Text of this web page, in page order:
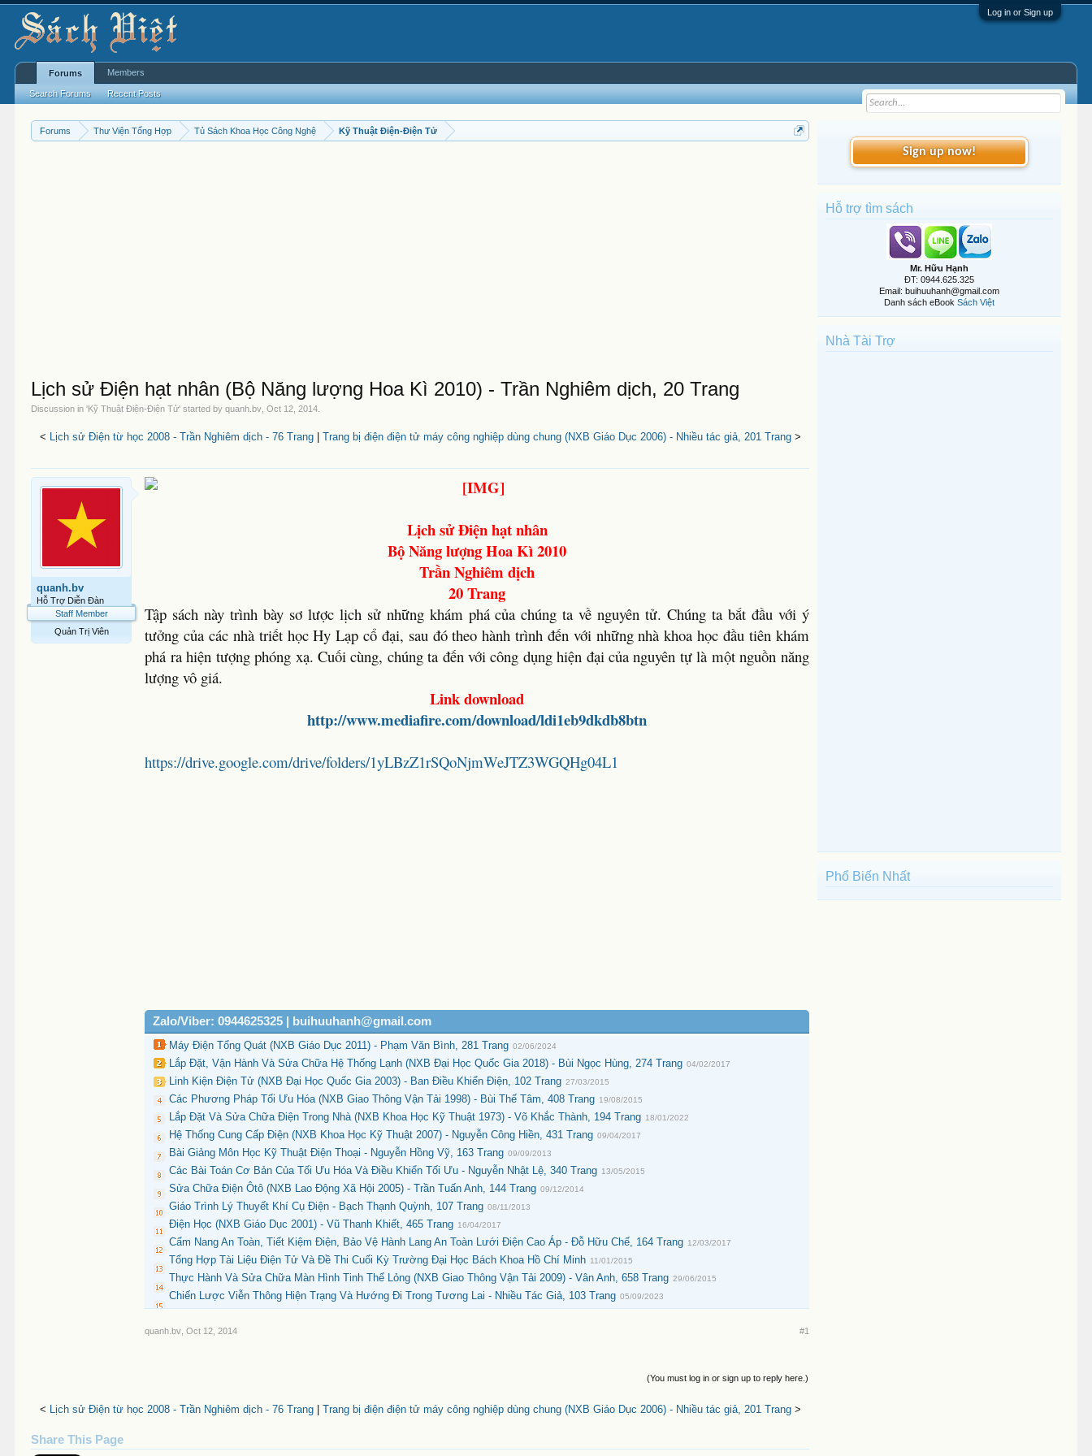
Log in or Sign up
Forums Thư Viện Tổng Hợp Tủ Sách Khoa Học Công Nghệ Kỹ Thuật Điện-Điện Tử
Lịch sử Điện hạt nhân (Bộ Năng lượng Hoa Kì 2010) - Trần Nghiêm dịch, 20 Trang
Discussion in 'Kỹ Thuật Điện-Điện Tử' started byquanh.bv ,Oct 12, 2014
< Lịch sử Điện từ học 2008 - Trần Nghiêm dịch - 76 Trang| Trang bị điện điện tử máy công nghiệp dùng chung (NXB Giáo Dục 2006) - Nhiều tác giả, 201 Trang>
quanh.bv
Hỗ Trợ Diễn Đàn
Staff Member
Quản Trị Viên
Lịch sử Điện hạt nhân
Bộ Năng lượng Hoa Kì 2010
Trần Nghiêm dịch
20 Trang
Tập sách này trình bày sơ lược lịch sử những khám phá của chúng ta về nguyên tử. Chúng ta bắt đầu với ý
tưởng của các nhà triết học Hy Lạp cổ đại, sau đó theo hành trình đến với những nhà khoa học đầu tiên khám
phá ra hiện tượng phóng xạ. Cuối cùng, chúng ta đến với công dụng hiện đại của nguyên tự là một nguồn năng
lượng vô giá.
Link download
http://www.mediafire.com/download/ldi1eb9dkdb8btn
https://drive.google.com/drive/folders/1yLBzZ1rSQoNjmWeJTZ3WGQHg04L1
Zalo/Viber: 0944625325 | buihuuhanh@gmail.com
Máy Điện Tổng Quát (NXB Giáo Dục 2011) - Phạm Văn Bình, 281 Trang 02/06/2024
Lắp Đặt, Vận Hành Và Sửa Chữa Hệ Thống Lạnh (NXB Đại Học Quốc Gia 2018) - Bùi Ngọc Hùng, 274 Trang 04/02/2017
Linh Kiện Điện Tử (NXB Đại Học Quốc Gia 2003) - Ban Điều Khiển Điện, 102 Trang 27/03/2015
Các Phương Pháp Tối Ưu Hóa (NXB Giao Thông Vận Tải 1998) - Bùi Thế Tâm, 408 Trang 19/08/2015
Lắp Đặt Và Sửa Chữa Điện Trong Nhà (NXB Khoa Học Kỹ Thuật 1973) - Võ Khắc Thành, 194 Trang 18/01/2022
Hệ Thống Cung Cấp Điện (NXB Khoa Học Kỹ Thuật 2007) - Nguyễn Công Hiền, 431 Trang 09/04/2017
Bài Giảng Môn Học Kỹ Thuật Điện Thoại - Nguyễn Hồng Vỹ, 163 Trang 09/09/2013
Các Bài Toán Cơ Bản Của Tối Ưu Hóa Và Điều Khiển Tối Ưu - Nguyễn Nhật Lệ, 340 Trang 13/05/2015
Sửa Chữa Điện Ôtô (NXB Lao Động Xã Hội 2005) - Trần Tuấn Anh, 144 Trang 09/12/2014
Giáo Trình Lý Thuyết Khí Cụ Điện - Bạch Thạnh Quỳnh, 107 Trang 08/11/2013
Điện Học (NXB Giáo Dục 2001) - Vũ Thanh Khiết, 465 Trang 16/04/2017
Cẩm Nang An Toàn, Tiết Kiệm Điện, Bảo Vệ Hành Lang An Toàn Lưới Điện Cao Áp - Đỗ Hữu Chế, 164 Trang 12/03/2017
Tổng Hợp Tài Liệu Điện Tử Và Đề Thi Cuối Kỳ Trường Đại Học Bách Khoa Hồ Chí Minh 11/01/2015
Thực Hành Và Sửa Chữa Màn Hình Tinh Thể Lỏng (NXB Giao Thông Vận Tải 2009) - Vân Anh, 658 Trang 29/06/2015
Chiến Lược Viễn Thông Hiện Trạng Và Hướng Đi Trong Tương Lai - Nhiều Tác Giả, 103 Trang 05/09/2023
quanh.bv Oct 12, 2014 #1
(You must log in or sign up to reply here.)
< Lịch sử Điện từ học 2008 - Trần Nghiêm dịch - 76 Trang| Trang bị điện điện tử máy công nghiệp dùng chung (NXB Giáo Dục 2006) - Nhiều tác giả, 201 Trang>
Share This Page
Sign up now!
Hỗ trợ tìm sách
Mr. Hữu Hạnh
ĐT: 0944.625.325
Email: buihuuhanh@gmail.com
Danh sách eBook Sách Việt
Nhà Tài Trợ
Phổ Biến Nhất
Forums
Search Forums Recent Posts
Members